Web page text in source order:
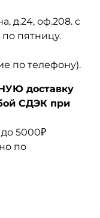
д.24, оф.208. с
пятницу.
по телефону).
доставку
СДЭК при
5000₽
по